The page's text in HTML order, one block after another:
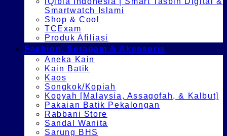
Smartwatch Islami
Shop & Cool
TCExam
Produk Afiliasi
Fashion, Seragam & Aksesoris
Aneka Kain
Kain Batik
Kaos
Songkok/Kopiah
Kopyah [Malaysia, Assagofah, & Kalbut]
Pakaian Batik Pekalongan
Rabbani Store
Sandal Wanita
Sarung BHS